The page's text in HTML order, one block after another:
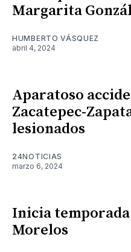
Margarita
HUMBERTO VÁSQUEZ
abril 4, 2024
Aparatoso
Zacatepec-
lesionados
24NOTICIAS
marzo 6, 2024
Inicia temporada
Morelos